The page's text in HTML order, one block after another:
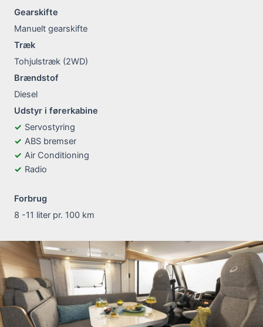
Gearskifte
Manuelt gearskifte
Træk
Tohjulstræk (2WD)
Brændstof
Diesel
Udstyr i førerkabine
Servostyring
ABS bremser
Air Conditioning
Radio
Forbrug
8 -11 liter pr. 100 km